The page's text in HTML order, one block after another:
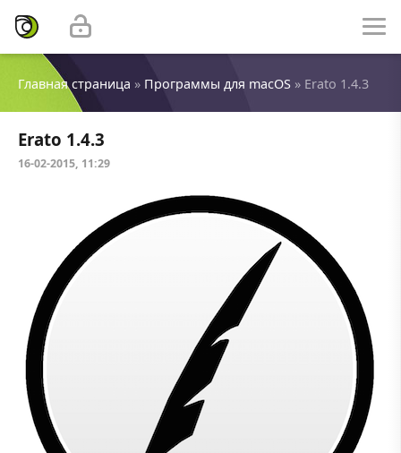
Главная страница » Программы для macOS » Erato 1.4.3
Erato 1.4.3
16-02-2015, 11:29